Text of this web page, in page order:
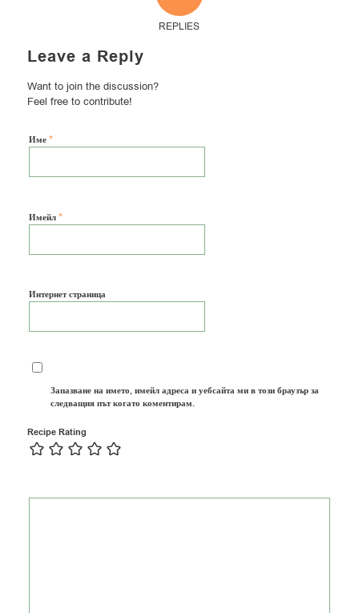
REPLIES
Leave a Reply
Want to join the discussion?
Feel free to contribute!
Име *
Имейл *
Интернет страница
Запазване на името, имейл адреса и уебсайта ми в този браузър за
следващия път когато коментирам.
Recipe Rating